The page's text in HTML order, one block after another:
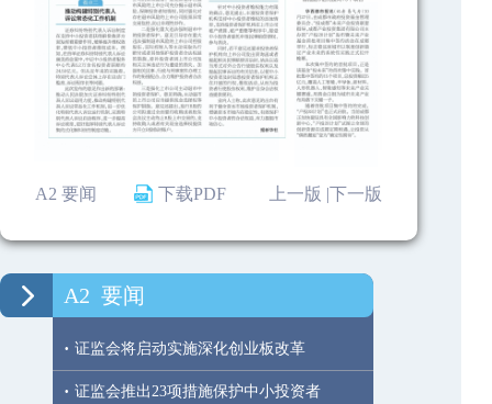
A2 要闻 下载PDF 下一版
上一版 |
A2 要闻
· 证监会将启动实施深化创业板改革
· 证监会推出23项措施保护中小投资者